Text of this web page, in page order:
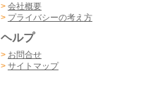
> 会社概要
> プライバシーの考え方
ヘルプ
> お問合せ
> サイトマップ